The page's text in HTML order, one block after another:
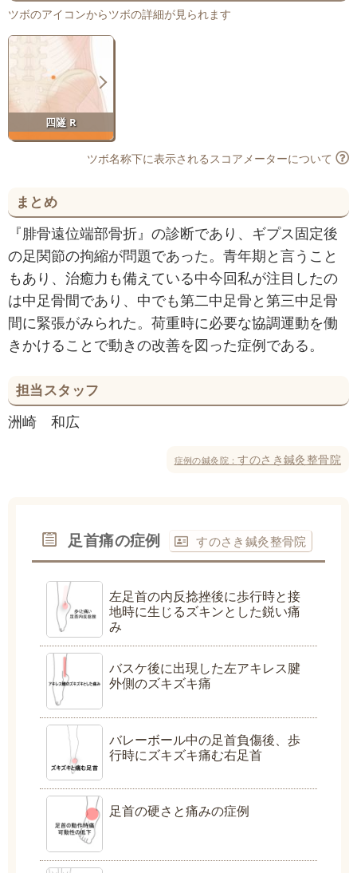
ツボのアイコンからツボの詳細が見られます
四隧 R
ツボ名称下に表示されるスコアメーターについて
まとめ
『腓骨遠位端部骨折』の診断であり、ギプス固定後
の足関節の拘縮が問題であった。青年期と言うこと
もあり、治癒力も備えている中今回私が注目したの
は中足骨間であり、中でも第二中足骨と第三中足骨
間に緊張がみられた。荷重時に必要な協調運動を働
きかけることで動きの改善を図った症例である。
担当スタッフ
洲崎 和広
症例の鍼灸院：すのさき鍼灸整骨院
足首痛の症例 すのさき鍼灸整骨院
左足首の内反捻挫後に歩行時と接
地時に生じるズキンとした鋭い痛
み
バスケ後に出現した左アキレス腱
外側のズキズキ痛
バレーボール中の足首負傷後、歩
行時にズキズキ痛む右足首
足首の硬さと痛みの症例